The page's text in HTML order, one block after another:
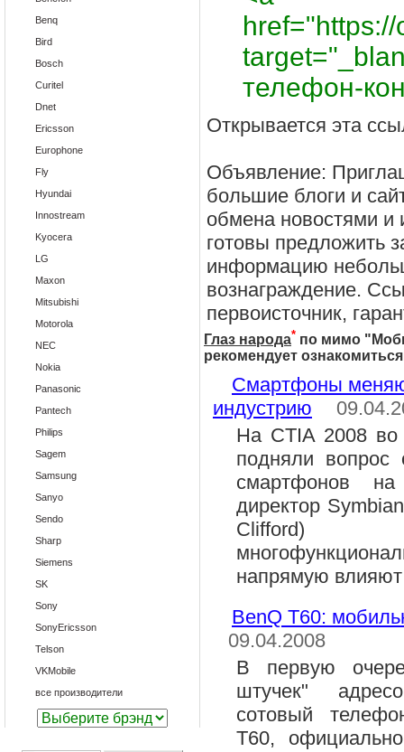
Benq
Bird
Bosch
Curitel
Dnet
Ericsson
Europhone
Fly
Hyundai
Innostream
Kyocera
LG
Maxon
Mitsubishi
Motorola
NEC
Nokia
Panasonic
Pantech
Philips
Sagem
Samsung
Sanyo
Sendo
Sharp
Siemens
SK
Sony
SonyEricsson
Telson
VKMobile
все производители
телефон-
Открывается эта
Объявление:
большие блоги и
обмена новостями и
готовы предложить
информацию
вознаграждение.
первоисточник,
Глаз народа* по мимо "
рекомендует
Смартфоны
индустрию
На CTIA 2008
подняли вопрос
смартфонов
директор
Clifford)
напрямую
BenQ T60:
09.04.2008
В первую
штучек"
сотовый
T60,